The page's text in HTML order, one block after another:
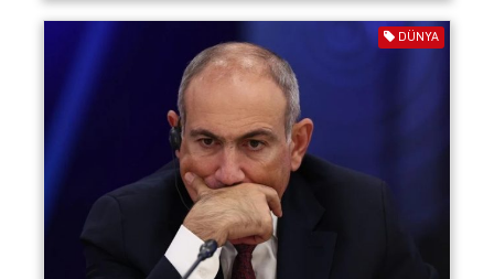
DÜNYA